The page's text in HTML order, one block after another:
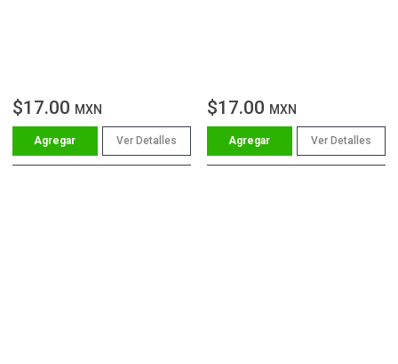
$17.00 MXN
Ver Detalles
$17.00 MXN
Ver Detalles